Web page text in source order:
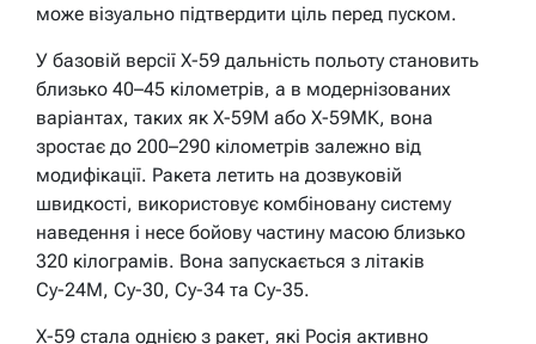
може візуально підтвердити ціль перед пуском.
У базовій версії Х-59 дальність польоту становить
близько 40–45 кілометрів, а в модернізованих
варіантах, таких як Х-59М або Х-59МК, вона
зростає до 200–290 кілометрів залежно від
модифікації. Ракета летить на дозвуковій
швидкості, використовує комбіновану систему
наведення і несе бойову частину масою близько
320 кілограмів. Вона запускається з літаків
Су-24М, Су-30, Су-34 та Су-35.
Х-59 стала однією з ракет, які Росія активно